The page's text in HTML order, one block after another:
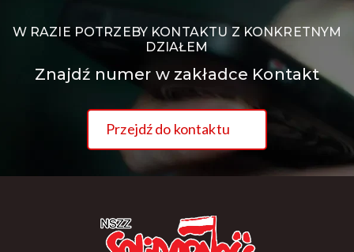
W RAZIE POTRZEBY KONTAKTU Z KONKRETNYM
DZIAŁEM
Znajdź numer w zakładce Kontakt
Przejdź do kontaktu